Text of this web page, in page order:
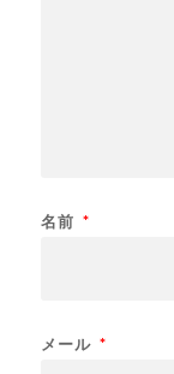
名前 *
メール *